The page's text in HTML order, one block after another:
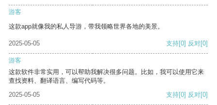
游客
这款app就像我的私人导游，带我领略世界各地的美景。
2025-05-05 支持[0] 反对[0]
游客
这款软件非常实用，可以帮助我解决很多问题。比如，我可以使用它来
查找资料、翻译语言、编写代码等。
2025-05-05
支持[0] 反对[0]